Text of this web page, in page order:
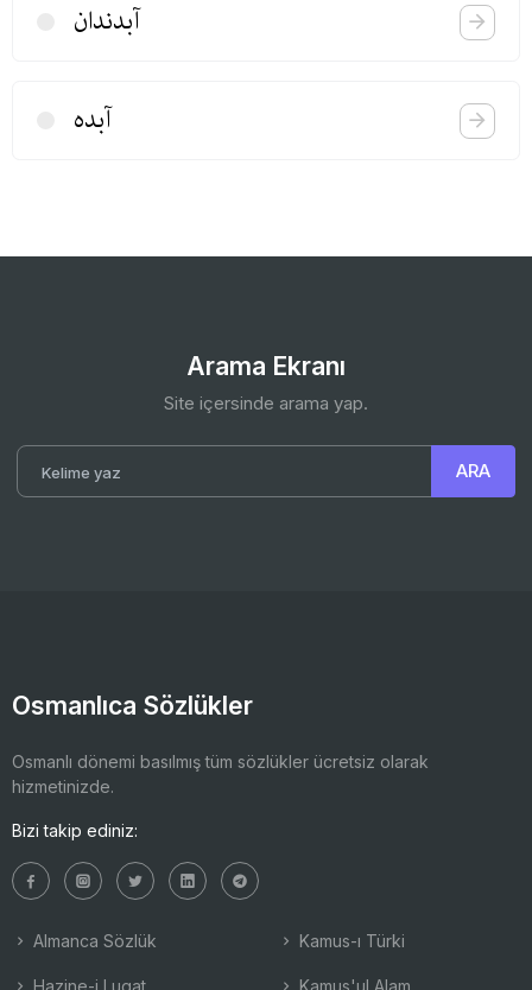
آبدندان
آبده
Arama Ekranı
Site içersinde arama yap.
Osmanlıca Sözlükler
Osmanlı dönemi basılmış tüm sözlükler ücretsiz olarak
hizmetinizde.
Bizi takip ediniz:
Almanca Sözlük
Hazine-i Lugat
Kamus-ı Türki
Kamus'ul Alam